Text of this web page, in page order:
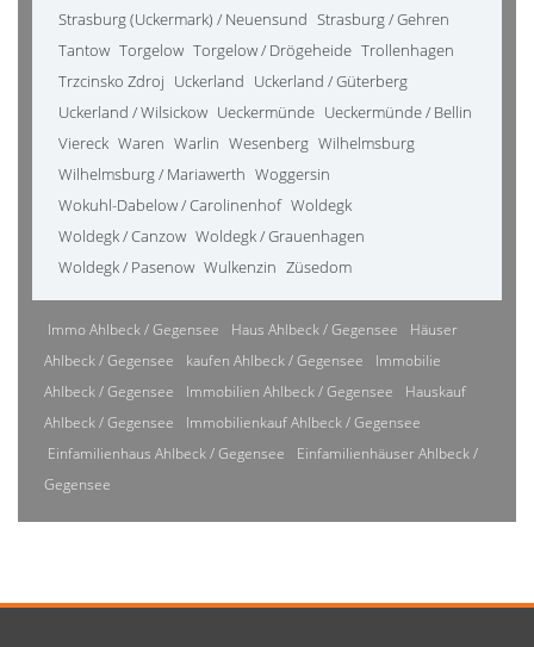
Strasburg (Uckermark) / Neuensund Strasburg / Gehren
Tantow Torgelow Torgelow / Drögeheide Trollenhagen
Trzcinsko Zdroj Uckerland Uckerland / Güterberg
Uckerland / Wilsickow Ueckermünde Ueckermünde / Bellin
Viereck Waren Warlin Wesenberg Wilhelmsburg
Wilhelmsburg / Mariawerth Woggersin
Wokuhl-Dabelow / Carolinenhof Woldegk
Woldegk / Canzow Woldegk / Grauenhagen
Woldegk / Pasenow Wulkenzin Züsedom
Immo Ahlbeck / Gegensee Haus Ahlbeck / Gegensee
Häuser
Ahlbeck / Gegensee
kaufen Ahlbeck / Gegensee
Immobilie
Ahlbeck / Gegensee
Immobilien Ahlbeck / Gegensee
Hauskauf
Ahlbeck / Gegensee
Immobilienkauf Ahlbeck / Gegensee
Einfamilienhaus Ahlbeck / Gegensee
Einfamilienhäuser Ahlbeck /
Gegensee